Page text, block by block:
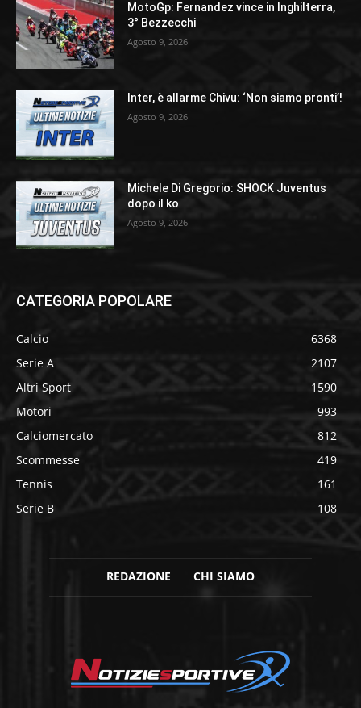
MotoGp: Fernandez vince in Inghilterra,
3° Bezzecchi
Agosto 9, 2026
Inter, è allarme Chivu: ‘Non siamo pronti’!
Agosto 9, 2026
Michele Di Gregorio: SHOCK Juventus
dopo il ko
Agosto 9, 2026
CATEGORIA POPOLARE
Calcio
6368
Serie A
2107
Altri Sport
1590
Motori
993
Calciomercato
812
Scommesse
419
Tennis
161
Serie B
108
REDAZIONE CHI SIAMO